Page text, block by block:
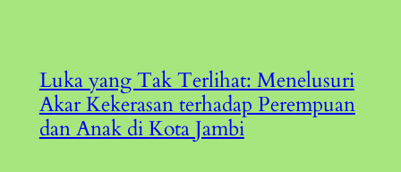
Luka yang Tak Terlihat: Menelusuri
Akar Kekerasan terhadap Perempuan
dan Anak di Kota Jambi